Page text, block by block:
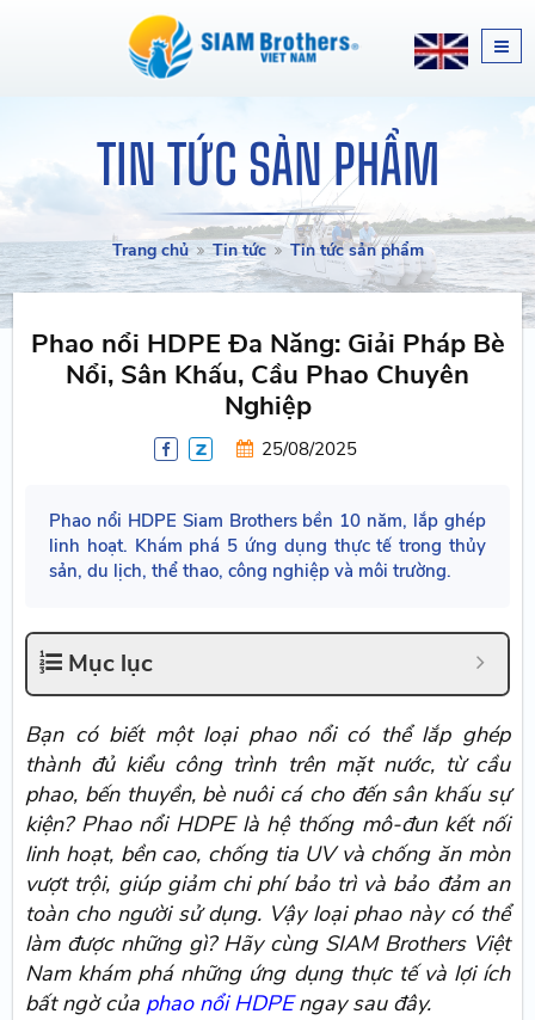
TIN TỨC SẢN PHẨM
Trang chủ Tin tức Tin tức sản phẩm
Phao nổi HDPE Đa Năng: Giải Pháp Bè
Nổi, Sân Khấu, Cầu Phao Chuyên
Nghiệp
25/08/2025
Phao nổi HDPE Siam Brothers bền 10 năm, lắp ghép
linh hoạt. Khám phá 5 ứng dụng thực tế trong thủy
sản, du lịch, thể thao, công nghiệp và môi trường.
Mục lục
Bạn có biết một loại phao nổi có thể lắp ghép
thành đủ kiểu công trình trên mặt nước, từ cầu
phao, bến thuyền, bè nuôi cá cho đến sân khấu sự
kiện? Phao nổi HDPE là hệ thống mô-đun kết nối
linh hoạt, bền cao, chống tia UV và chống ăn mòn
vượt trội, giúp giảm chi phí bảo trì và bảo đảm an
toàn cho người sử dụng. Vậy loại phao này có thể
làm được những gì? Hãy cùng SIAM Brothers Việt
Nam khám phá những ứng dụng thực tế và lợi ích
bất ngờ của phao nổi HDPEngay sau đây.